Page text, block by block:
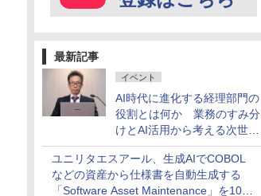
最新記事
イベント
AI時代に進化する経理部門の
役割とは何か 業務のすみ分
けとAI活用から考える次世代
ファイナンス戦略
ユニリタエスアール、生成AIでCOBOL
などの資産から仕様書を自動生成する
「Software Asset Maintenance」を10月